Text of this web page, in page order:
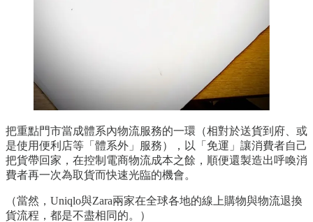
把重點門市當成體系內物流服務的一環（相對於送貨到府、或
是使用便利店等「體系外」服務），以「免運」讓消費者自己
把貨帶回家，在控制電商物流成本之餘，順便還製造出呼喚消
費者再一次為取貨而快速光臨的機會。
（當然，Uniqlo與Zara兩家在全球各地的線上購物與物流退換
貨流程，都是不盡相同的。）